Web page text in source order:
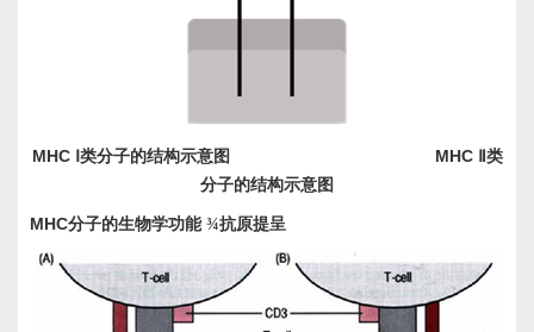
MHC Ⅰ类分子的结构示意图 MHC
Ⅱ类
分子的结构示意图
MHC分子的生物学功能 ¾抗原提呈